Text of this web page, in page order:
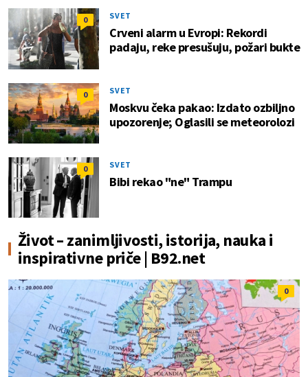
0 SVET
Crveni alarm u Evropi: Rekordi
padaju, reke presušuju, požari bukte
0 SVET
Moskvu čeka pakao: Izdato ozbiljno
upozorenje; Oglasili se meteorolozi
0 SVET
Bibi rekao "ne" Trampu
Život – zanimljivosti, istorija, nauka i
inspirativne priče | B92.net
0